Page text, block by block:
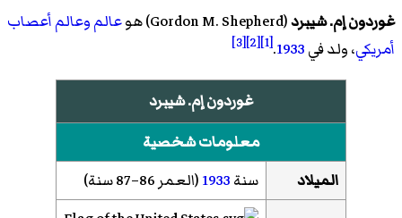
غوردون إم. شيبرد(
Gordon M. Shepherd)‏ هوعالموعالم أعصاب
أمريكي، ولد في1933
.
[1]
[2]
[3]
غوردون إم. شيبرد
معلومات شخصية
الميلاد
سنة1933(العمر 86–87 سنة)